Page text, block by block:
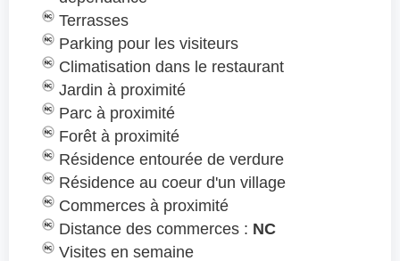
Terrasses
Parking pour les visiteurs
Climatisation dans le restaurant
Jardin à proximité
Parc à proximité
Forêt à proximité
Résidence entourée de verdure
Résidence au coeur d'un village
Commerces à proximité
Distance des commerces : NC
Visites en semaine